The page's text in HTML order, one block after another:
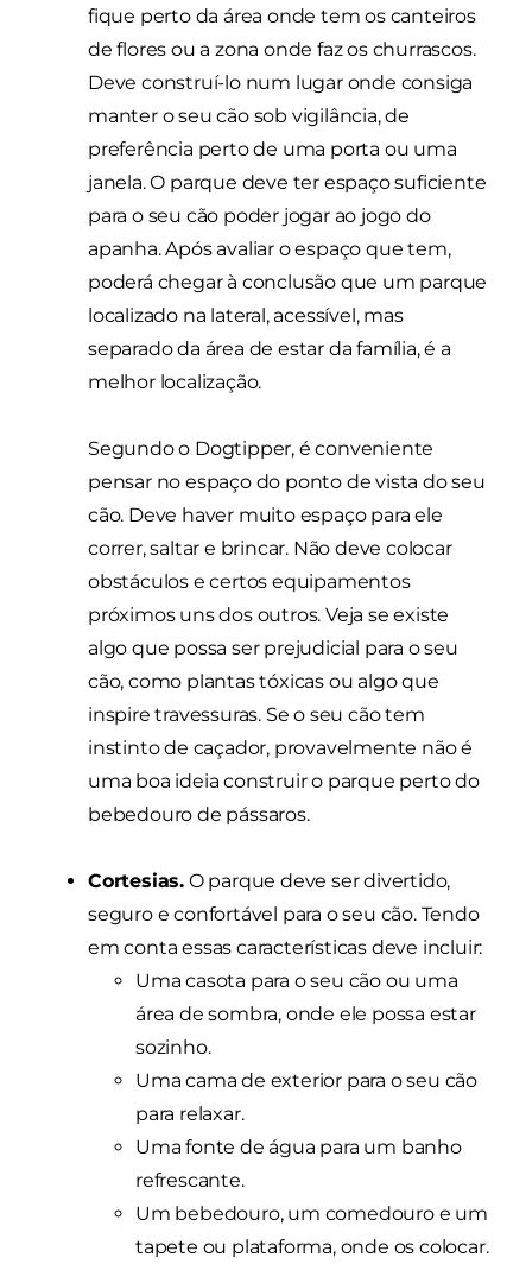
fique perto da área onde tem os canteiros
de flores ou a zona onde faz os churrascos.
Deve construí-lo num lugar onde consiga
manter o seu cão sob vigilância, de
preferência perto de uma porta ou uma
janela. O parque deve ter espaço suficiente
para o seu cão poder jogar ao jogo do
apanha. Após avaliar o espaço que tem,
poderá chegar à conclusão que um parque
localizado na lateral, acessível, mas
separado da área de estar da família, é a
melhor localização.
Segundo o Dogtipper, é conveniente
pensar no espaço do ponto de vista do seu
cão. Deve haver muito espaço para ele
correr, saltar e brincar. Não deve colocar
obstáculos e certos equipamentos
próximos uns dos outros. Veja se existe
algo que possa ser prejudicial para o seu
cão, como plantas tóxicas ou algo que
inspire travessuras. Se o seu cão tem
instinto de caçador, provavelmente não é
uma boa ideia construir o parque perto do
bebedouro de pássaros.
Cortesias. O parque deve ser divertido,
seguro e confortável para o seu cão. Tendo
em conta essas características deve incluir:
Uma casota para o seu cão ou uma
área de sombra, onde ele possa estar
sozinho.
Uma cama de exterior para o seu cão
para relaxar.
Uma fonte de água para um banho
refrescante.
Um bebedouro, um comedouro e um
tapete ou plataforma, onde os colocar.